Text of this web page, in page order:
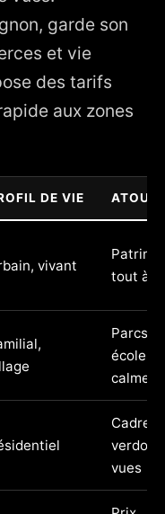
garde son
et vie
des tarifs
aux zones
DE VIE
vivant
tout à
Parcs,
écoles,
calme
Cadre
vues